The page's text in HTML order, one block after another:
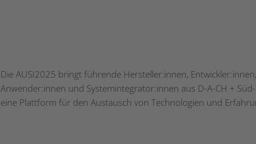
Die AUSI2025 bringt führende Hersteller:innen,
Anwender:innen und Systemintegrator:innen aus D-A-CH +
eine Plattform für den Austausch von Technologien und